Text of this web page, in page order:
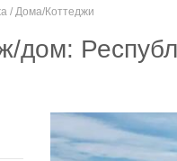
/ Дома/Коттеджи
дом: